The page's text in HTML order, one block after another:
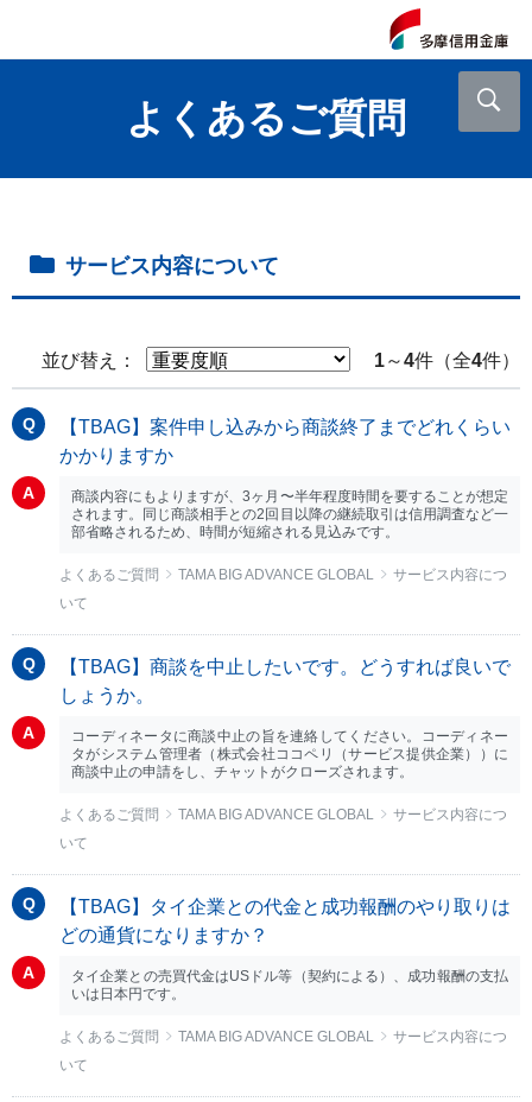
よくあるご質問
サービス内容について
並び替え： 1～4件（全4件）
【TBAG】案件申し込みから商談終了までどれくらい
かかりますか
商談内容にもよりますが、3ヶ月〜半年程度時間を要することが想定
されます。同じ商談相手との2回目以降の継続取引は信用調査など一
部省略されるため、時間が短縮される見込みです。
よくあるご質問 TAMA BIG ADVANCE GLOBAL
サービス内容につ
いて
【TBAG】商談を中止したいです。どうすれば良いで
しょうか。
コーディネータに商談中止の旨を連絡してください。コーディネー
タがシステム管理者（株式会社ココペリ（サービス提供企業））に
商談中止の申請をし、チャットがクローズされます。
よくあるご質問 TAMA BIG ADVANCE GLOBAL
サービス内容につ
いて
【TBAG】タイ企業との代金と成功報酬のやり取りは
どの通貨になりますか？
タイ企業との売買代金はUSドル等（契約による）、成功報酬の支払
いは日本円です。
よくあるご質問 TAMA BIG ADVANCE GLOBAL
サービス内容につ
いて